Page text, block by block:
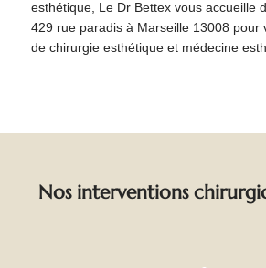
esthétique, Le Dr Bettex vous accueille
429 rue paradis à Marseille 13008 pour
de chirurgie esthétique et médecine
Nos interventions